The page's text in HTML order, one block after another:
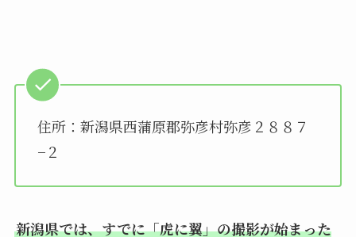
住所：新潟県西蒲原郡弥彦村弥彦２８８７
−２
新潟県では、すでに「虎に翼」の撮影が始まった